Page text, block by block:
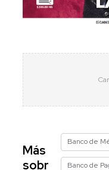
Más
sobr
Banco de
Banco de